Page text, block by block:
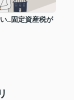
..固定資産税が